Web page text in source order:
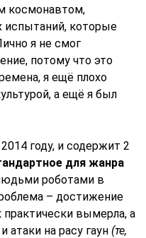
космонавтом,
испытаний, которые
я не смог
потому что это
я ещё плохо
а ещё я был
году, и содержит 2
для жанра
роботами в
– достижение
практически вымерла, а
атаки на расу гаун (те,